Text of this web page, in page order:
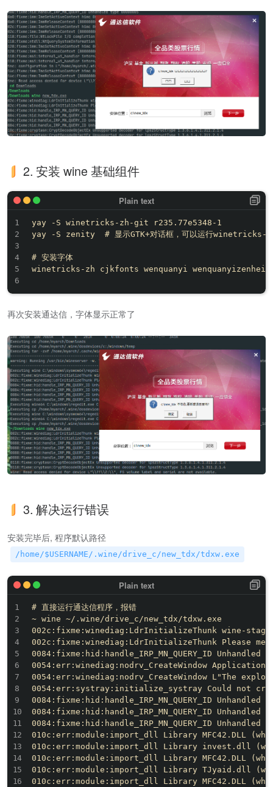
2. 安装 wine 基础组件
yay -S winetricks-zh-git r235.77e5348-1
yay -S zenity  # 显示GTK+对话框，可以运行winetricks-zh
# 安装字体
winetricks-zh cjkfonts wenquanyi wenquanyizenhei
再次安装通达信，字体显示正常了
3. 解决运行错误
安装完毕后, 程序默认路径
/home/$USERNAME/.wine/drive_c/new_tdx/tdxw.exe
# 直接运行通达信程序，报错
~ wine ~/.wine/drive_c/new_tdx/tdxw.exe
002c:fixme:winediag:LdrInitializeThunk wine-
002c:fixme:winediag:LdrInitializeThunk Please
0084:fixme:hid:handle_IRP_MN_QUERY_ID
0054:err:winediag:nodrv_CreateWindow
0054:err:winediag:nodrv_CreateWindow L"The
0054:err:systray:initialize_systray Could not
0084:fixme:hid:handle_IRP_MN_QUERY_ID
0084:fixme:hid:handle_IRP_MN_QUERY_ID
0084:fixme:hid:handle_IRP_MN_QUERY_ID
010c:err:module:import_dll Library MFC42.DLL
010c:err:module:import_dll Library invest.dll
010c:err:module:import_dll Library MFC42.DLL
010c:err:module:import_dll Library TJyaid.dll
010c:err:module:import_dll Library MFC42.DLL